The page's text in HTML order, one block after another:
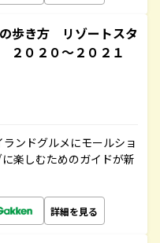
歩き方 リゾートスタ
０２０～２０２１
ンドグルメにモールショ
楽しむためのガイドが新
詳細を見る